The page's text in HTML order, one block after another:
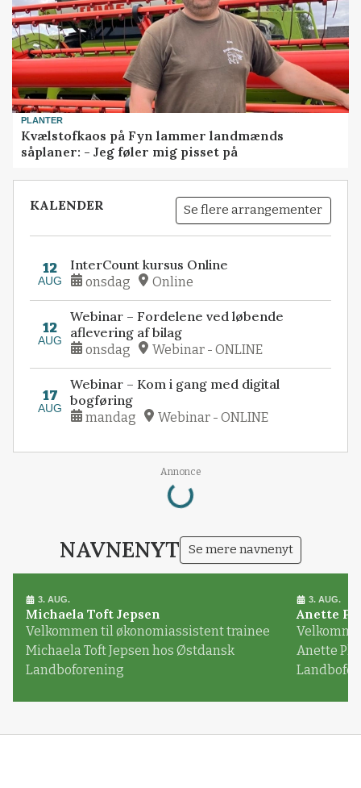
PLANTER
Kvælstofkaos på Fyn lammer landmænds
såplaner: - Jeg føler mig pisset på
KALENDER Se flere arrangementer
12
AUG
InterCount kursus Online
onsdag Online
12
AUG
Webinar – Fordelene ved løbende
aflevering af bilag
onsdag Webinar - ONLINE
17
AUG
Webinar – Kom i gang med digital
bogføring
mandag Webinar - ONLINE
Annonce
Loading...
NAVNENYT Se mere navnenyt
3. AUG.
Michaela Toft Jepsen
Velkommen til økonomiassistent trainee
Michaela Toft Jepsen hos Østdansk
Landboforening
3. AUG.
Anette
Anette